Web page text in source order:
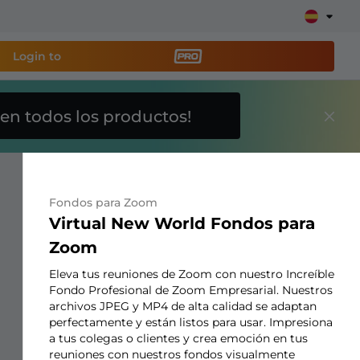
alertas, donaciones, barras de objetivos,
Más
información
Login to
en todos los productos!
Fondos para Zoom
Virtual New World Fondos para
Zoom
Eleva tus reuniones de Zoom con nuestro Increíble
Fondo Profesional de Zoom Empresarial. Nuestros
archivos JPEG y MP4 de alta calidad se adaptan
perfectamente y están listos para usar. Impresiona
a tus colegas o clientes y crea emoción en tus
reuniones con nuestros fondos visualmente